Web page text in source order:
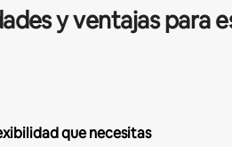
y ventajas para
que necesitas